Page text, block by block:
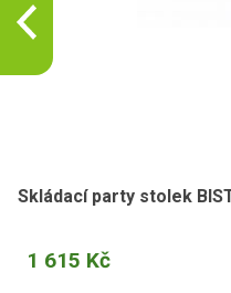
Skládací party stolek
1 615 Kč